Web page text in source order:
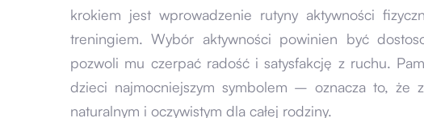
krokiem jest wprowadzenie rutyny aktywności
treningiem. Wybór aktywności powinien być
pozwoli mu czerpać radość i satysfakcję z ruchu.
dzieci najmocniejszym symbolem – oznacza to, że
naturalnym i oczywistym dla całej rodziny.